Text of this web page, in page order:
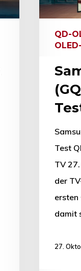
QD-
Test
TV
der
ersten
damit
27.